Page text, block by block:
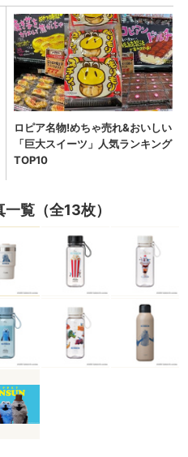
覧（全13枚）